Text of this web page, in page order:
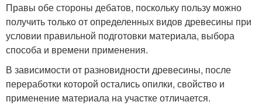
Правы обе стороны дебатов, поскольку пользу можно
получить только от определенных видов древесины при
условии правильной подготовки материала, выбора
способа и времени применения.
В зависимости от разновидности древесины, после
переработки которой остались опилки, свойство и
применение материала на участке отличается.